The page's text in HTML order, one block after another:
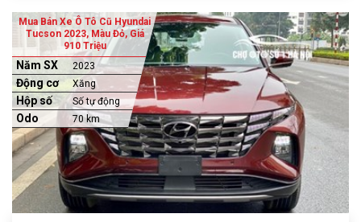
Mua Bán Xe Ô Tô Cũ Hyundai
Tucson 2023, Màu Đỏ, Giá
910 Triệu
Năm SX 2023
Động cơ Xăng
Hộp số Số tự động
Odo 70 km